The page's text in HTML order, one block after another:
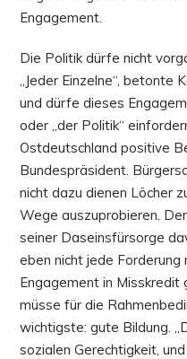
Engagement.
Die Politik dürfe nicht
„Jeder Einzelne“, betonte
und dürfe dieses
oder „der Politik“
Ostdeutschland positive
Bundespräsident.
nicht dazu dienen Löcher
Wege auszuprobieren.
seiner Daseinsfürsorge
eben nicht jede Forderung
Engagement in Misskredit
müsse für die
wichtigste: gute Bildung.
sozialen Gerechtigkeit,